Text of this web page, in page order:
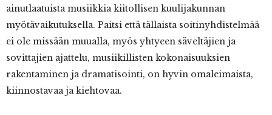
ainutlaatuista musiikkia kiitollisen kuulijakunnan
myötävaikutuksella. Paitsi että tällaista soitinyhdistelmää
ei ole missään muualla, myös yhtyeen säveltäjien ja
sovittajien ajattelu, musiikillisten kokonaisuuksien
rakentaminen ja dramatisointi, on hyvin omaleimaista,
kiinnostavaa ja kiehtovaa.